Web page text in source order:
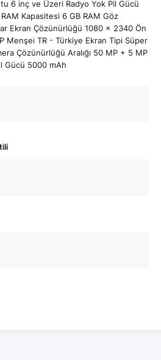
6 inç ve Üzeri Radyo Yok Pil Gücü
Kapasitesi 6 GB RAM Göz
Ekran Çözünürlüğü 1080 x 2340 Ön
Menşei TR - Türkiye Ekran Tipi Süper
Çözünürlüğü Aralığı 50 MP + 5 MP
Gücü 5000 mAh